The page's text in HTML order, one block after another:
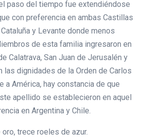
paso del tiempo fue extendiéndose
con preferencia en ambas Castillas
y Levante donde menos
de esta familia ingresaron en
Calatrava, San Juan de Jerusalén y
las dignidades de la Orden de Carlos
a América, hay constancia de que
apellido se establecieron en aquel
en Argentina y Chile.
oro, trece roeles de azur.